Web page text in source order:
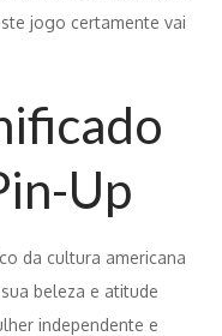
jogo certamente vai
Up
da cultura americana
beleza e atitude
independente e